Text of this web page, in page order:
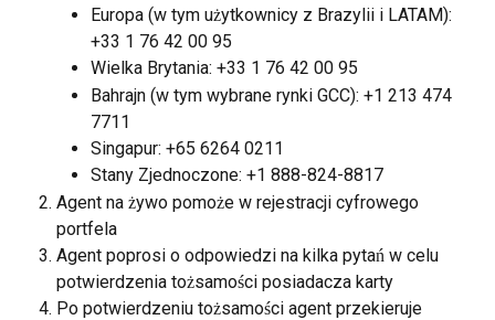
Europa (w tym użytkownicy z Brazylii i LATAM):
+33 1 76 42 00 95
Wielka Brytania: +33 1 76 42 00 95
Bahrajn (w tym wybrane rynki GCC): +1 213 474
7711
Singapur: +65 6264 0211
Stany Zjednoczone: +1 888-824-8817
Agent na żywo pomoże w rejestracji cyfrowego
portfela
Agent poprosi o odpowiedzi na kilka pytań w celu
potwierdzenia tożsamości posiadacza karty
Po potwierdzeniu tożsamości agent przekieruje